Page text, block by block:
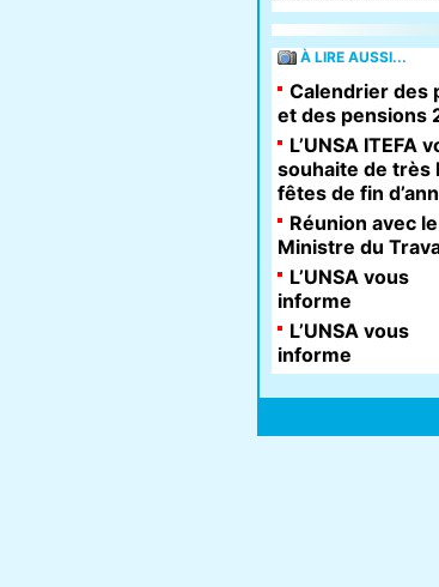
À LIRE AUSSI...
Calendrier des
et des pensions
L’UNSA ITEFA
souhaite de très
fêtes de fin
Réunion avec le
Ministre du
L’UNSA vous
informe
L’UNSA vous
informe